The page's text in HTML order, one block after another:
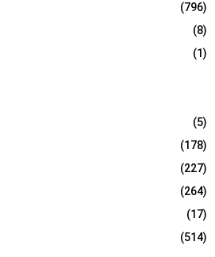
(796)
(8)
(1)
(5)
(178)
(227)
(264)
(17)
(514)